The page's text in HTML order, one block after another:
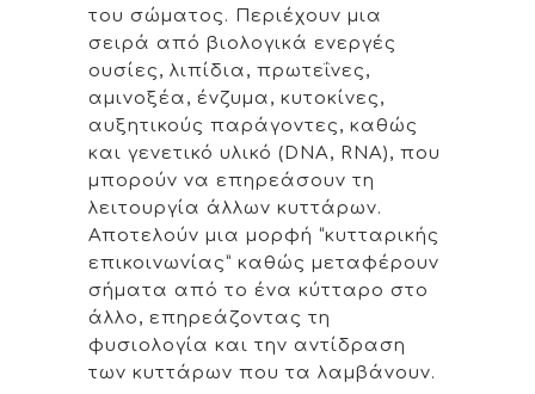
του σώματος. Περιέχουν μια
σειρά από βιολογικά ενεργές
ουσίες, λιπίδια, πρωτεΐνες,
αμινοξέα, ένζυμα, κυτοκίνες,
αυξητικούς παράγοντες, καθώς
και γενετικό υλικό (DNA, RNA), που
μπορούν να επηρεάσουν τη
λειτουργία άλλων κυττάρων.
Αποτελούν μια μορφή “κυτταρικής
επικοινωνίας” καθώς μεταφέρουν
σήματα από το ένα κύτταρο στο
άλλο, επηρεάζοντας τη
φυσιολογία και την αντίδραση
των κυττάρων που τα λαμβάνουν.